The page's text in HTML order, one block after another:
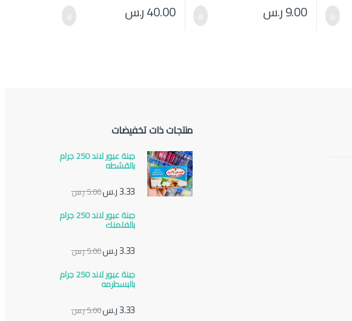
9.00ر.س 40.00ر.س
منتجات ذات تخفيضات
جبنة عبور لاند 250 جرام
بالقشطه
3.33ر.س5.00ر.س
جبنة عبور لاند 250 جرام
بالفلمنك
3.33ر.س5.00ر.س
جبنة عبور لاند 250 جرام
بالبسطرمه
3.33ر.س5.00ر.س